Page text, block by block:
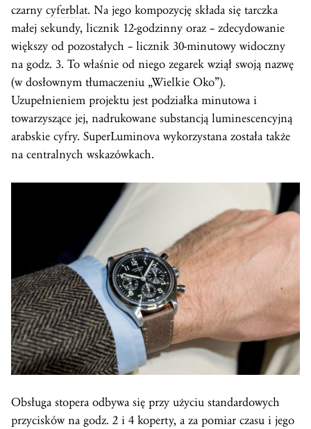
czarny cyferblat. Na jego kompozycję składa się tarczka
małej sekundy, licznik 12-godzinny oraz – zdecydowanie
większy od pozostałych – licznik 30-minutowy widoczny
na godz. 3. To właśnie od niego zegarek wziął swoją nazwę
(w dosłownym tłumaczeniu „Wielkie Oko”).
Uzupełnieniem projektu jest podziałka minutowa i
towarzyszące jej, nadrukowane substancją luminescencyjną
arabskie cyfry. SuperLuminova wykorzystana została także
na centralnych wskazówkach.
Obsługa stopera odbywa się przy użyciu standardowych
przycisków na godz. 2 i 4 koperty, a za pomiar czasu i jego